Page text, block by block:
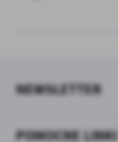
POMOCNE LINKI
NEWSLETTER